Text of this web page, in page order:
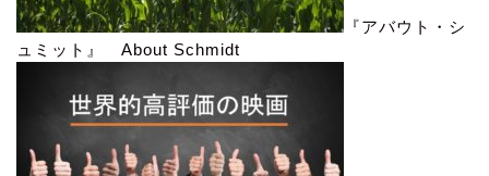
『アバウト・シ
ュミット』 About Schmidt